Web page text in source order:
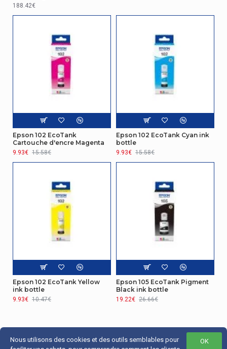
188.42€
Epson 102 EcoTank
Cartouche d'encre Magenta
9.93€ 15.58€
Epson 102 EcoTank Cyan ink
bottle
9.93€ 15.58€
Epson 102 EcoTank Yellow
ink bottle
9.93€ 10.47€
Epson 105 EcoTank Pigment
Black ink bottle
19.22€ 26.66€
OK
Nous utilisons des cookies et des outils semblables pour